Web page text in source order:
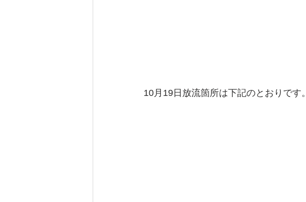
10月19日放流箇所は下記のとおりです。